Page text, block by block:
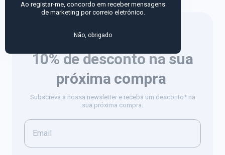
10% de descontona sua
próxima compra
Subscreva a nossa newsletter e receba um desconto* na
sua próxima compra.
Ao registar-me, concordo em receber mensagens
de marketing por correio eletrónico.
Não, obrigado